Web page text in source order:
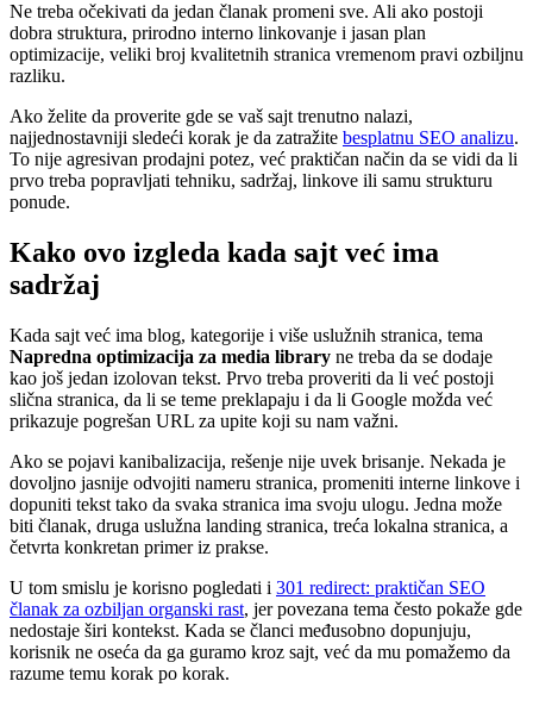
Ne treba očekivati da jedan članak promeni sve. Ali ako postoji
dobra struktura, prirodno interno linkovanje i jasan plan
optimizacije, veliki broj kvalitetnih stranica vremenom pravi ozbiljnu
razliku.
Ako želite da proverite gde se vaš sajt trenutno nalazi,
najjednostavniji sledeći korak je da zatražite besplatnu SEO analizu.
To nije agresivan prodajni potez, već praktičan način da se vidi da li
prvo treba popravljati tehniku, sadržaj, linkove ili samu strukturu
ponude.
Kako ovo izgleda kada sajt već ima
sadržaj
Kada sajt već ima blog, kategorije i više uslužnih stranica, tema
Napredna optimizacija za media library ne treba da se dodaje
kao još jedan izolovan tekst. Prvo treba proveriti da li već postoji
slična stranica, da li se teme preklapaju i da li Google možda već
prikazuje pogrešan URL za upite koji su nam važni.
Ako se pojavi kanibalizacija, rešenje nije uvek brisanje. Nekada je
dovoljno jasnije odvojiti nameru stranica, promeniti interne linkove i
dopuniti tekst tako da svaka stranica ima svoju ulogu. Jedna može
biti članak, druga uslužna landing stranica, treća lokalna stranica, a
četvrta konkretan primer iz prakse.
U tom smislu je korisno pogledati i 301 redirect: praktičan SEO
članak za ozbiljan organski rast, jer povezana tema često pokaže gde
nedostaje širi kontekst. Kada se članci međusobno dopunjuju,
korisnik ne oseća da ga guramo kroz sajt, već da mu pomažemo da
razume temu korak po korak.